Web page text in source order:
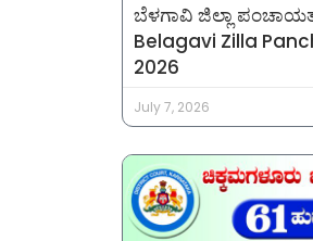
ಬೆಳಗಾವಿ ಜಿಲ್ಲಾ
Belagavi Zilla
2026
July 7, 2026